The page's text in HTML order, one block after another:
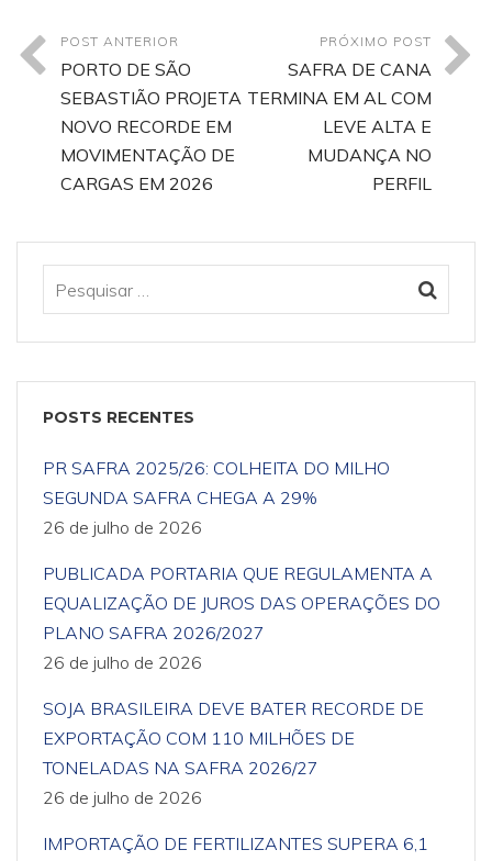
POST ANTERIOR
PORTO DE SÃO
SEBASTIÃO PROJETA
NOVO RECORDE EM
MOVIMENTAÇÃO DE
CARGAS EM 2026
PRÓXIMO POST
SAFRA DE CANA
TERMINA EM AL COM
LEVE ALTA E
MUDANÇA NO
PERFIL
POSTS RECENTES
PR SAFRA 2025/26: COLHEITA DO MILHO
SEGUNDA SAFRA CHEGA A 29%
26 de julho de 2026
PUBLICADA PORTARIA QUE REGULAMENTA A
EQUALIZAÇÃO DE JUROS DAS OPERAÇÕES DO
PLANO SAFRA 2026/2027
26 de julho de 2026
SOJA BRASILEIRA DEVE BATER RECORDE DE
EXPORTAÇÃO COM 110 MILHÕES DE
TONELADAS NA SAFRA 2026/27
26 de julho de 2026
IMPORTAÇÃO DE FERTILIZANTES SUPERA 6,1